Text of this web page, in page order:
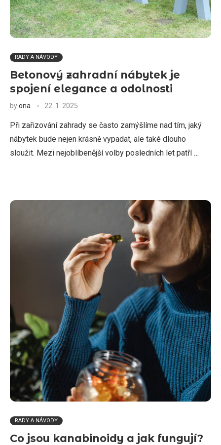
RADY A NÁVODY
Betonový zahradní nábytek je
spojení elegance a odolnosti
byona 22. 1. 2025
Při zařizování zahrady se často zamýšlíme nad tím, jaký
nábytek bude nejen krásně vypadat, ale také dlouho
sloužit. Mezi nejoblíbenější volby posledních let patří …
RADY A NÁVODY
Co jsou kanabinoidy a jak fungují?